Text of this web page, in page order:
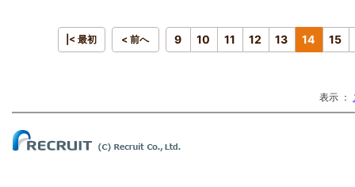
|< 最初 < 前へ 9 10 11 12 13 14 15
表示 ：